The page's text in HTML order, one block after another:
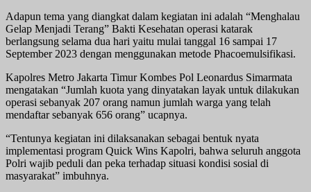
Adapun tema yang diangkat dalam kegiatan ini adalah “Menghalau
Gelap Menjadi Terang” Bakti Kesehatan operasi katarak
berlangsung selama dua hari yaitu mulai tanggal 16 sampai 17
September 2023 dengan menggunakan metode Phacoemulsifikasi.
Kapolres Metro Jakarta Timur Kombes Pol Leonardus Simarmata
mengatakan “Jumlah kuota yang dinyatakan layak untuk dilakukan
operasi sebanyak 207 orang namun jumlah warga yang telah
mendaftar sebanyak 656 orang” ucapnya.
“Tentunya kegiatan ini dilaksanakan sebagai bentuk nyata
implementasi program Quick Wins Kapolri, bahwa seluruh anggota
Polri wajib peduli dan peka terhadap situasi kondisi sosial di
masyarakat” imbuhnya.